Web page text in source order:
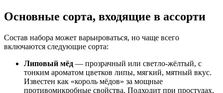
Основные сорта, входящие в ассорти
Состав набора может варьироваться, но чаще всего
включаются следующие сорта:
Липовый мёд — прозрачный или светло-жёлтый, с
тонким ароматом цветков липы, мягкий, мятный вкус.
Известен как «король мёдов» за мощные
противомикробные свойства. Подходит при простудах,